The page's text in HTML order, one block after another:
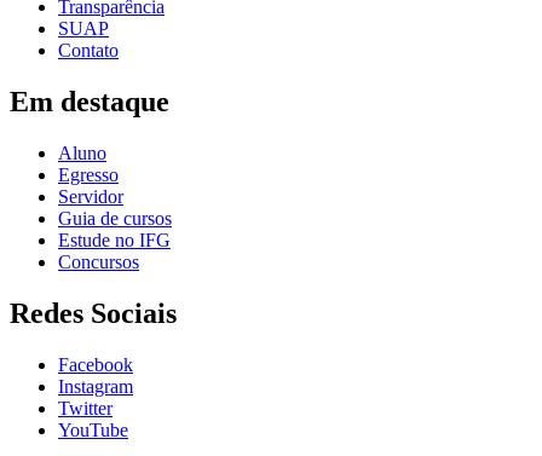
Transparência
SUAP
Contato
Em destaque
Aluno
Egresso
Servidor
Guia de cursos
Estude no IFG
Concursos
Redes Sociais
Facebook
Instagram
Twitter
YouTube